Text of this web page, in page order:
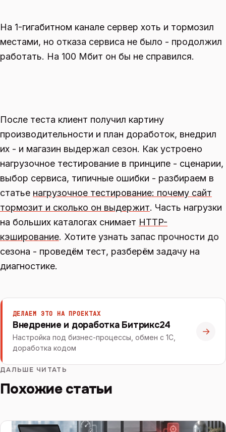
На 1-гигабитном канале сервер хоть и тормозил
местами, но отказа сервиса не было - продолжил
работать. На 100 Мбит он бы не справился.
После теста клиент получил картину
производительности и план доработок, внедрил
их - и магазин выдержал сезон. Как устроено
нагрузочное тестирование в принципе - сценарии,
выбор сервиса, типичные ошибки - разбираем в
статье нагрузочное тестирование: почему сайт
тормозит и сколько он выдержит. Часть нагрузки
на больших каталогах снимает HTTP-
кэширование. Хотите узнать запас прочности до
сезона - проведём тест, разберём задачу на
диагностике.
ДЕЛАЕМ ЭТО НА ПРОЕКТАХ
Внедрение и доработка Битрикс24
Настройка под бизнес-процессы, обмен с 1С,
доработка кодом
→
ДАЛЬШЕ ЧИТАТЬ
Похожие статьи